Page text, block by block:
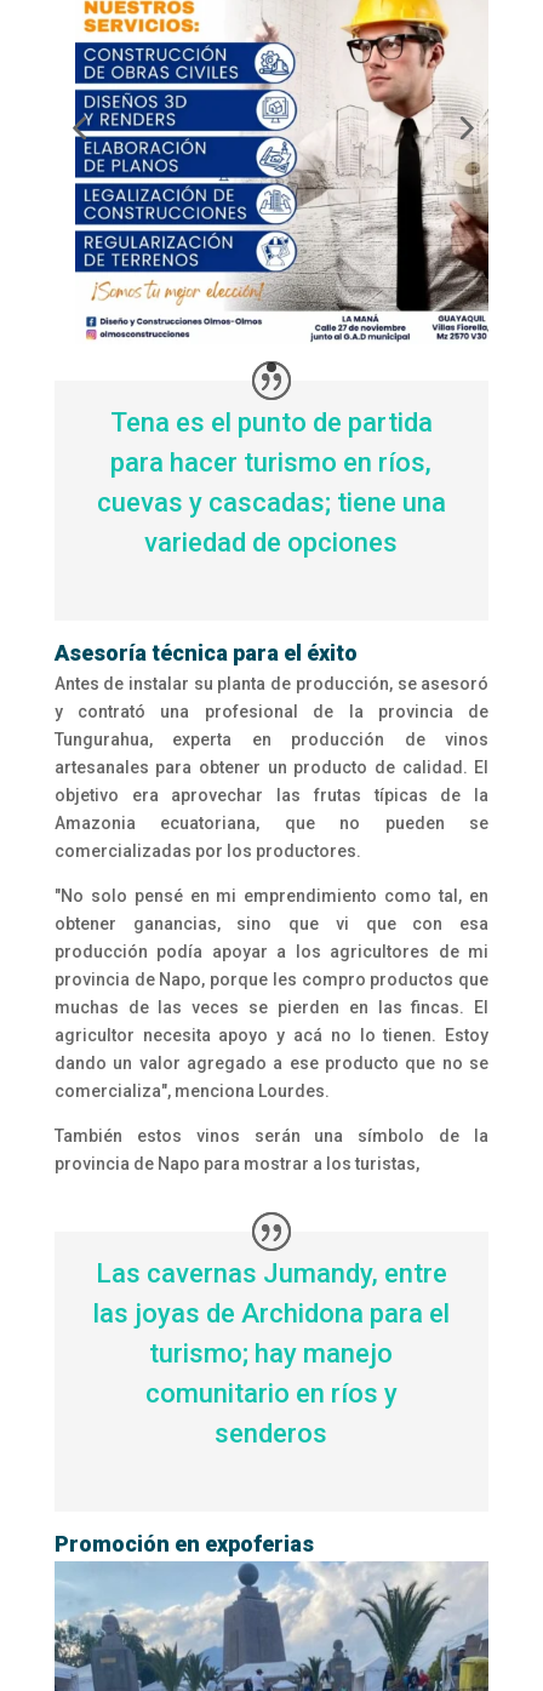
Tena es el punto de partida
para hacer turismo en ríos,
cuevas y cascadas; tiene una
variedad de opciones
Asesoría técnica para el éxito
Antes de instalar su planta de producción, se asesoró
y contrató una profesional de la provincia de
Tungurahua, experta en producción de vinos
artesanales para obtener un producto de calidad. El
objetivo era aprovechar las frutas típicas de la
Amazonia ecuatoriana, que no pueden se
comercializadas por los productores.
"No solo pensé en mi emprendimiento como tal, en
obtener ganancias, sino que vi que con esa
producción podía apoyar a los agricultores de mi
provincia de Napo, porque les compro productos que
muchas de las veces se pierden en las fincas. El
agricultor necesita apoyo y acá no lo tienen. Estoy
dando un valor agregado a ese producto que no se
comercializa", menciona Lourdes.
También estos vinos serán una símbolo de la
provincia de Napo para mostrar a los turistas,
Las cavernas Jumandy, entre
las joyas de Archidona para el
turismo; hay manejo
comunitario en ríos y
senderos
Promoción en expoferias